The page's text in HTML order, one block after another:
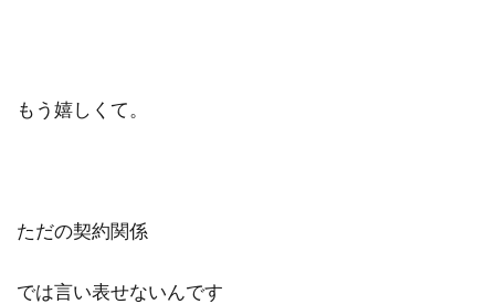
もう嬉しくて。
ただの契約関係
では言い表せないんです